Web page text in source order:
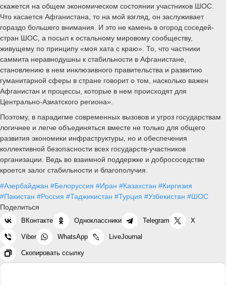
скажется на общем экономическом состоянии участников ШОС.
Что касается Афганистана, то на мой взгляд, он заслуживает
гораздо большего внимания. И это не камень в огород соседей-
стран ШОС, а посыл к остальному мировому сообществу,
живущему по принципу «моя хата с краю». То, что частники
саммита неравнодушны к стабильности в Афганистане,
становлению в нем инклюзивного правительства и развитию
гуманитарной сферы в стране говорит о том, насколько важен
Афганистан и процессы, которые в нем происходят для
Центрально-Азиатского региона».
Поэтому, в парадигме современных вызовов и угроз государствам
логичнее и легче объединяться вместе не только для общего
развития экономики инфраструктуры, но и обеспечения
коллективной безопасности всех государств-участников
организации. Ведь во взаимной поддержке и добрососедстве
кроется залог стабильности и благополучия.
#Азербайджан #Белоруссия #Иран #Казахстан #Киргизия
#Пакистан #Россия #Таджикистан #Турция #Узбекистан #ШОС
Поделиться
ВКонтакте Одноклассники Telegram X
Viber WhatsApp LiveJournal
Скопировать ссылку